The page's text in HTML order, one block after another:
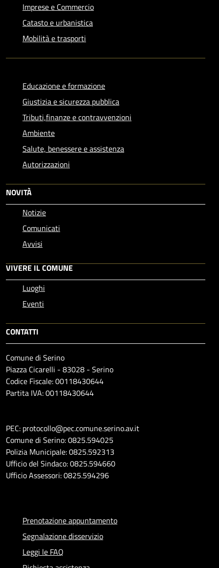
Imprese e Commercio
Catasto e urbanistica
Mobilità e trasporti
Educazione e formazione
Giustizia e sicurezza pubblica
Tributi,finanze e contravvenzioni
Ambiente
Salute, benessere e assistenza
Autorizzazioni
NOVITÀ
Notizie
Comunicati
Avvisi
VIVERE IL COMUNE
Luoghi
Eventi
CONTATTI
Comune di Serino
Piazza Cicarelli - 83028 - Serino
Codice Fiscale: 00118430644
Partita IVA: 00118430644
PEC: protocollo@pec.comune.serino.av.it
Comune di Serino: 0825.594025
Polizia Municipale: 0825.592313
Ufficio del Sindaco: 0825.594660
Ufficio Assessori: 0825.594296
Prenotazione appuntamento
Segnalazione disservizio
Leggi le FAQ